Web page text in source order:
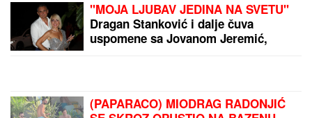
"MOJA LJUBAV JEDINA NA SVETU"
Dragan Stanković i dalje čuva
uspomene sa Jovanom Jeremić,
(PAPARACO) MIODRAG RADONJIĆ